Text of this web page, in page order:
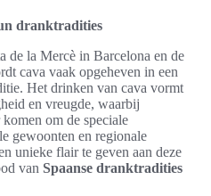
dranktradities
de la Mercè in Barcelona en de
cava vaak opgeheven in een
Het drinken van cava vormt
en vreugde, waarbij
om de speciale
gewoonten en regionale
unieke flair te geven aan deze
van Spaanse dranktradities